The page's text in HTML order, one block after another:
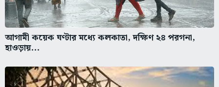
আগামী কয়েক ঘণ্টার মধ্যে কলকাতা, দক্ষিণ ২৪ পরগনা,
হাওড়ায়...